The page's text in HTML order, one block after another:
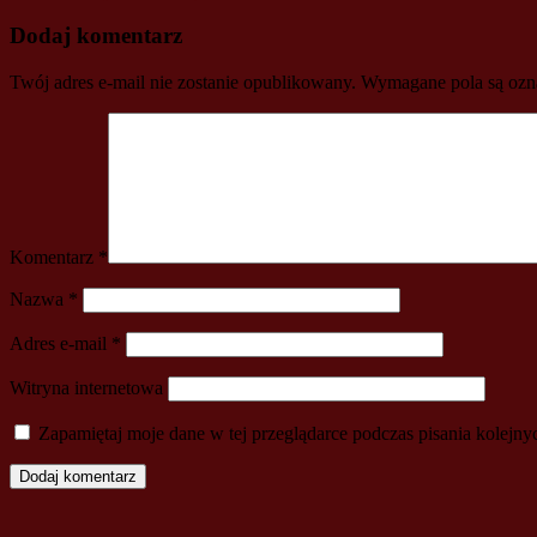
navigation
Dodaj komentarz
Twój adres e-mail nie zostanie opublikowany. Wymagane pola są
Komentarz *
Nazwa *
Adres e-mail *
Witryna internetowa
Zapamiętaj moje dane w tej przeglądarce podczas pisania